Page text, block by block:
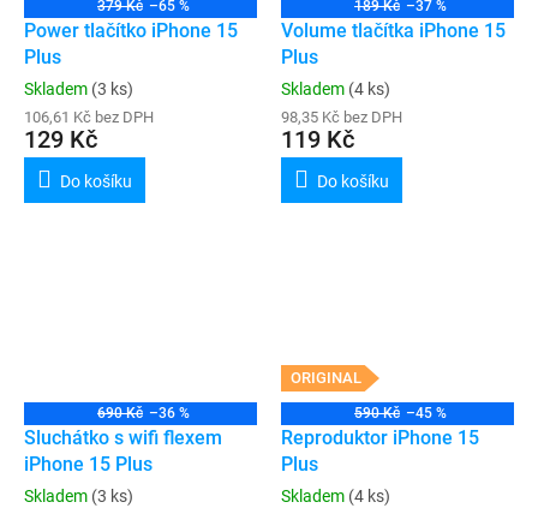
379 Kč –65 %
Power tlačítko iPhone 15
Plus
Skladem (3 ks)
106,61 Kč bez DPH
129 Kč
Do košíku
189 Kč –37 %
Volume tlačítka iPhone 15
Plus
Skladem (4 ks)
98,35 Kč bez DPH
119 Kč
Do košíku
690 Kč –36 %
Sluchátko s wifi flexem
iPhone 15 Plus
Skladem (3 ks)
ORIGINAL
590 Kč –45 %
Reproduktor iPhone 15
Plus
Skladem (4 ks)